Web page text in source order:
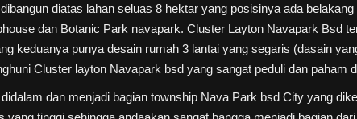
diatas lahan seluas 8 hektar yang posisinya ada
dan Botanic Park navapark. Cluster Layton Navapark Bsd
keduanya punya desain rumah 3 lantai yang segaris (dasain
Cluster layton Navapark bsd yang sangat peduli dan paham
dan menjadi bagian township Nava Park bsd City yang